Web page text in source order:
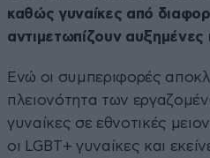
καθώς γυναίκες από
αντιμετωπίζουν αυξημένες
Ενώ οι συμπεριφορές
πλειονότητα των
γυναίκες σε εθνοτικές
οι LGBT+ γυναίκες και